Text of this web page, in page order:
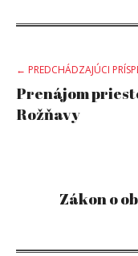
Post
← PREDCHÁDZAJÚCI
Prenájom
Rožňavy
Zákon o